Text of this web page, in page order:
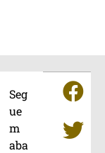
Seg
ue
m
aba